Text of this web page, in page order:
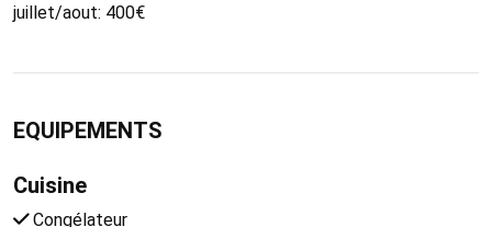
juillet/aout: 400€
EQUIPEMENTS
Cuisine
Congélateur